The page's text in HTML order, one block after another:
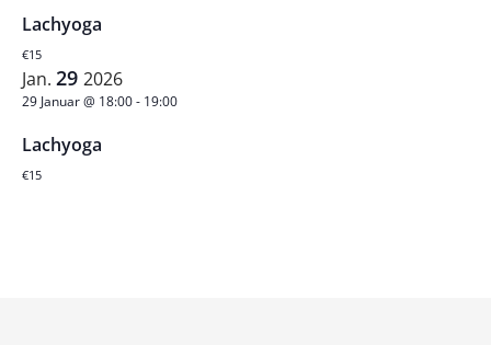
Lachyoga
€15
Jan. 29 2026
29 Januar @ 18:00- 19:00
Lachyoga
€15